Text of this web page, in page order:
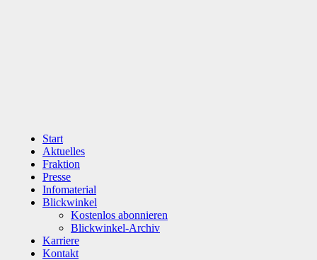
Start
Aktuelles
Fraktion
Presse
Infomaterial
Blickwinkel
Kostenlos abonnieren
Blickwinkel-Archiv
Karriere
Kontakt